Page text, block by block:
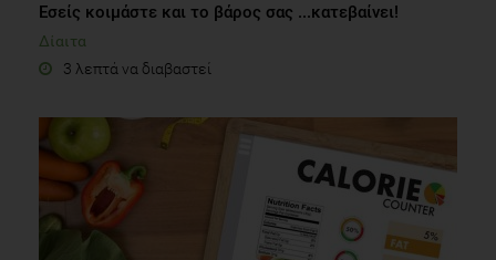
Εσείς κοιμάστε και το βάρος σας ...κατεβαίνει!
Δίαιτα
3 λεπτά να διαβαστεί